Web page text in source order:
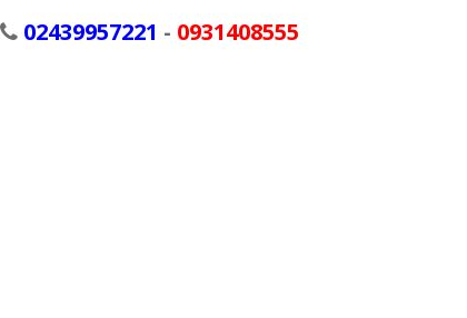
02439957221 - 0931408555